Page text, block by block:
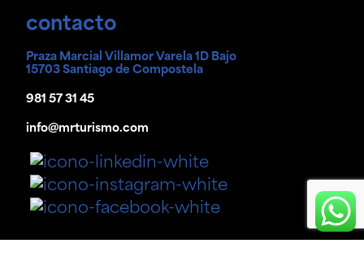
contacto
Praza Marcial Villamor Varela 1D Bajo
15703 Santiago de Compostela
981 57 31 45
info@mrturismo.com